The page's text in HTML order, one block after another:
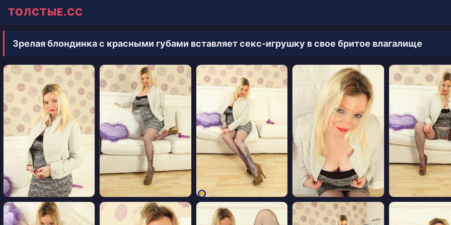
ТОЛСТЫЕ.СС
Зрелая блондинка с красными губами вставляет секс-игрушку в свое бритое влагалище